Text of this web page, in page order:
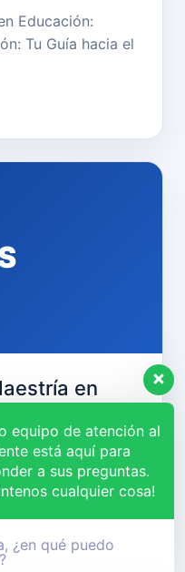
Educación:
Tu Guía hacia el
en
en Gerencia
Humanos
Ciencias, con
de Recursos
equipo de atención al
está aquí para
a sus preguntas.
cualquier cosa!
¿en qué puedo